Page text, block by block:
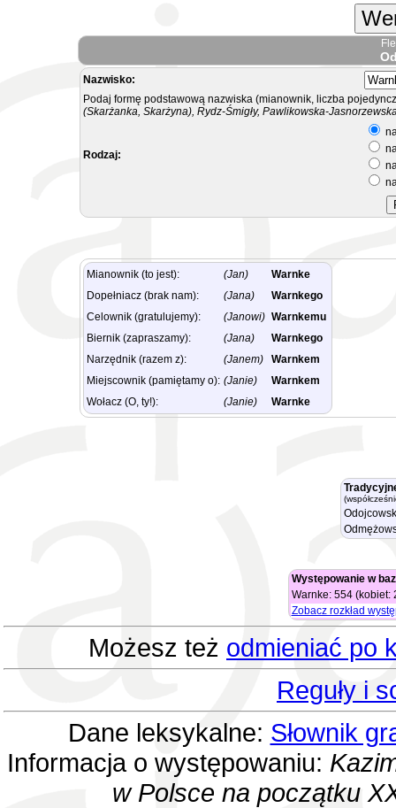
Nazwisko:
Podaj formę podstawową nazwiska (mianownik, liczba
(Skarżanka, Skarżyna), Rydz-Śmigły, Pawlikowska-
Rodzaj:
Mianownik (to jest): (Jan)
Warnke
Dopełniacz (brak nam):
(Jana)
Warnkego
Celownik (gratulujemy):
(Janowi) Warnkemu
Biernik (zapraszamy):
(Jana)
Warnkego
Narzędnik (razem z):
(Janem)
Warnkem
Miejscownik (pamiętamy o): (Janie)
Warnkem
Wołacz (O, ty!):
(Janie) Warnke
Występowanie w
Warnke: 554 (kobiet:
Zobacz rozkład
Możesz też odmieniać po
Reguły i
Dane leksykalne: Słownik
Informacja o występowaniu:
w Polsce na początku